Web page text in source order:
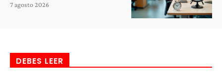
7 agosto 2026
DEBES LEER